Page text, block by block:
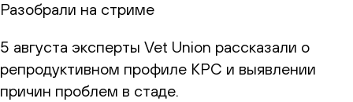
Разобрали на стриме
5 августа эксперты Vet Union рассказали о
репродуктивном профиле КРС и выявлении
причин проблем в стаде.